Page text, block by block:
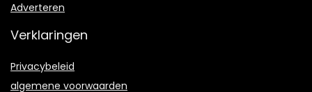
Adverteren
Verklaringen
Privacybeleid
algemene voorwaarden